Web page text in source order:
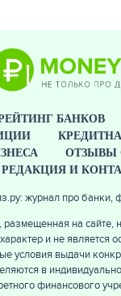
БАНКОВ
ОТЗЫВЫ
РЕДАКЦИЯ И
журнал про банки,
на сайте,
и не является
условия выдачи
в
финансового